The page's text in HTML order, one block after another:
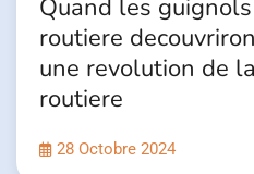
Quand les
routiere
une revolution de
routiere
28 Octobre 2024